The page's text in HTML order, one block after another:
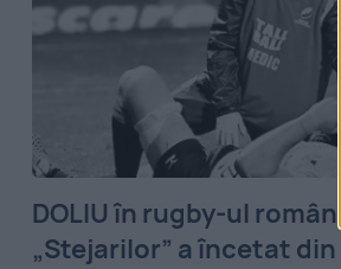
DOLIU în rugby-ul
„Stejarilor” a încetat